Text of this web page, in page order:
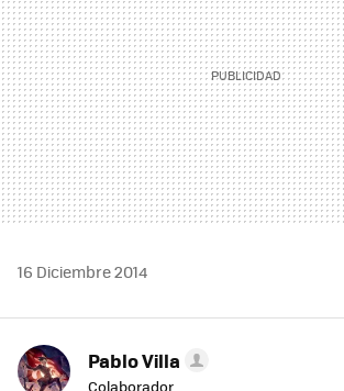
16 Diciembre 2014
Pablo Villa
Colaborador